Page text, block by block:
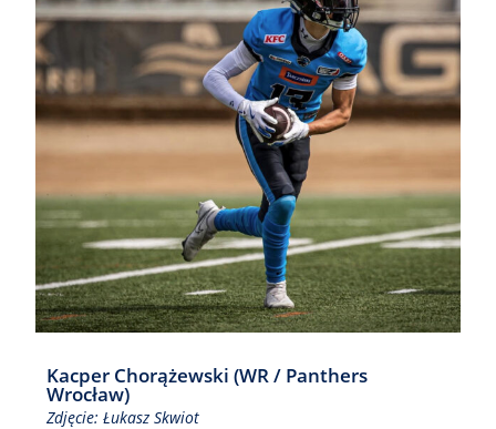
Kacper Chorążewski (WR / Panthers
Wrocław)
Zdjęcie: Łukasz Skwiot